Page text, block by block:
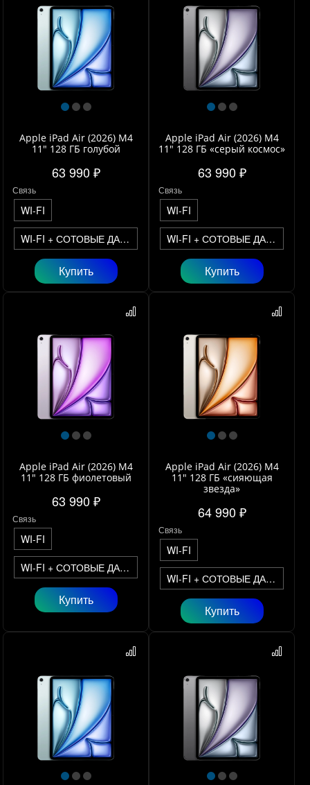
Apple iPad Air (2026) M4
11" 128 ГБ голубой
63 990 ₽
Связь
WI-FI
WI-FI + СОТОВЫЕ ДАННЫЕ
Купить
Apple iPad Air (2026) M4
11" 128 ГБ «серый космос»
63 990 ₽
Связь
WI-FI
WI-FI + СОТОВЫЕ ДАННЫЕ
Купить
Apple iPad Air (2026) M4
11" 128 ГБ фиолетовый
63 990 ₽
Связь
WI-FI
WI-FI + СОТОВЫЕ ДАННЫЕ
Купить
Apple iPad Air (2026) M4
11" 128 ГБ «сияющая
звезда»
64 990 ₽
Связь
WI-FI
WI-FI + СОТОВЫЕ ДАННЫЕ
Купить